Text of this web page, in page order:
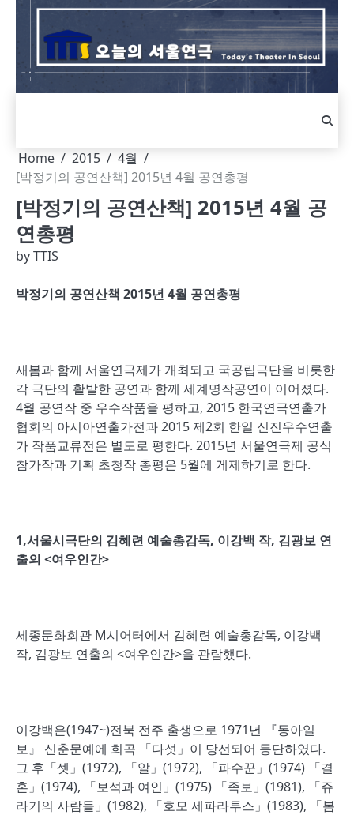
Skip
content
Home 2015
4월
[박정기의 공연산책] 2015년 4월 공연총평
[박정기의 공연산책] 2015년 4월 공
연총평
byTTIS
박정기의 공연산책 2015년 4월 공연총평
새봄과 함께 서울연극제가 개최되고 국공립극단을 비롯한
각 극단의 활발한 공연과 함께 세계명작공연이 이어졌다.
4월 공연작 중 우수작품을 평하고, 2015 한국연극연출가
협회의 아시아연출가전과 2015 제2회 한일 신진우수연출
가 작품교류전은 별도로 평한다. 2015년 서울연극제 공식
참가작과 기획 초청작 총평은 5월에 게제하기로 한다.
1,서울시극단의 김혜련 예술총감독, 이강백 작, 김광보 연
출의 <여우인간>
세종문화회관 M시어터에서 김혜련 예술총감독, 이강백
작, 김광보 연출의 <여우인간>을 관람했다.
이강백은(1947~)전북 전주 출생으로 1971년 『동아일
보』 신춘문예에 희곡 「다섯」이 당선되어 등단하였다.
그 후「셋」(1972), 「알」(1972), 「파수꾼」(1974) 「결
혼」(1974), 「보석과 여인」(1975) 「족보」(1981), 「쥬
라기의 사람들」(1982), 「호모 세파라투스」(1983), 「봄